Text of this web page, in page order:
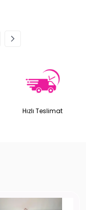
Hızlı Teslimat